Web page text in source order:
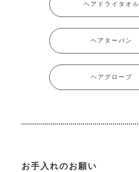
ヘアドライタオル
ヘアターバン
ヘアグローブ
お手入れのお願い